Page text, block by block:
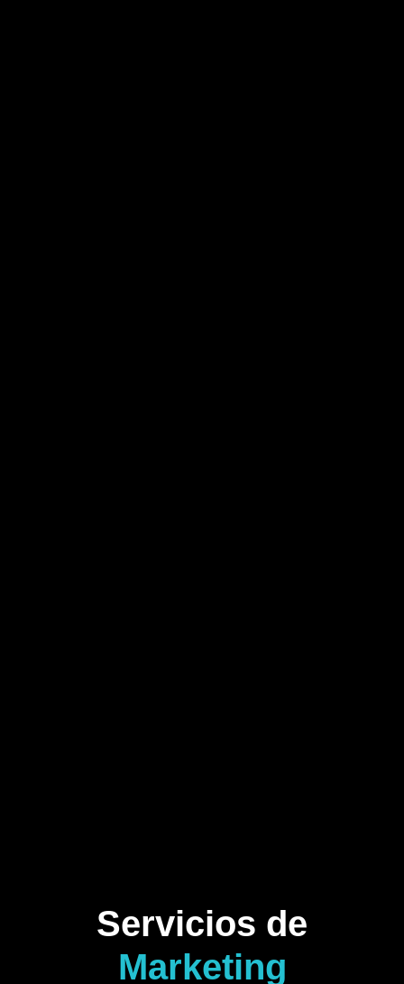
Servicios de
Marketing